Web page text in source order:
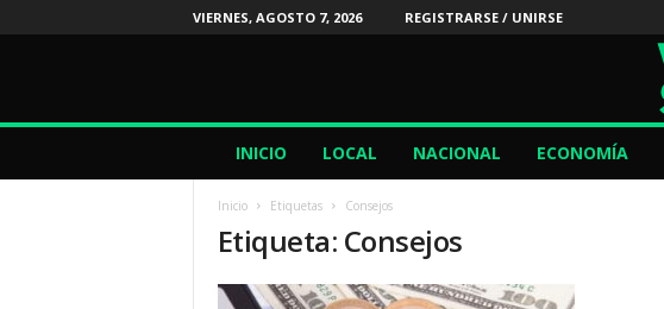
VIERNES, AGOSTO 7, 2026 REGISTRARSE / UNIRSE
/
INICIO LOCAL NACIONAL ECONOMÍA
Inicio Etiquetas Consejos
Etiqueta: Consejos